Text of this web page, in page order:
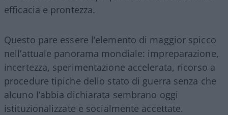
efficacia e prontezza.
Questo pare essere l’elemento di maggior spicco
nell’attuale panorama mondiale: impreparazione,
incertezza, sperimentazione accelerata, ricorso a
procedure tipiche dello stato di guerra senza che
alcuno l’abbia dichiarata sembrano oggi
istituzionalizzate e socialmente accettate.